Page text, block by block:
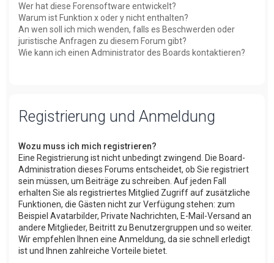
Wer hat diese Forensoftware entwickelt?
Warum ist Funktion x oder y nicht enthalten?
An wen soll ich mich wenden, falls es Beschwerden oder
juristische Anfragen zu diesem Forum gibt?
Wie kann ich einen Administrator des Boards kontaktieren?
Registrierung und Anmeldung
Wozu muss ich mich registrieren?
Eine Registrierung ist nicht unbedingt zwingend. Die Board-
Administration dieses Forums entscheidet, ob Sie registriert
sein müssen, um Beiträge zu schreiben. Auf jeden Fall
erhalten Sie als registriertes Mitglied Zugriff auf zusätzliche
Funktionen, die Gästen nicht zur Verfügung stehen: zum
Beispiel Avatarbilder, Private Nachrichten, E-Mail-Versand an
andere Mitglieder, Beitritt zu Benutzergruppen und so weiter.
Wir empfehlen Ihnen eine Anmeldung, da sie schnell erledigt
ist und Ihnen zahlreiche Vorteile bietet.